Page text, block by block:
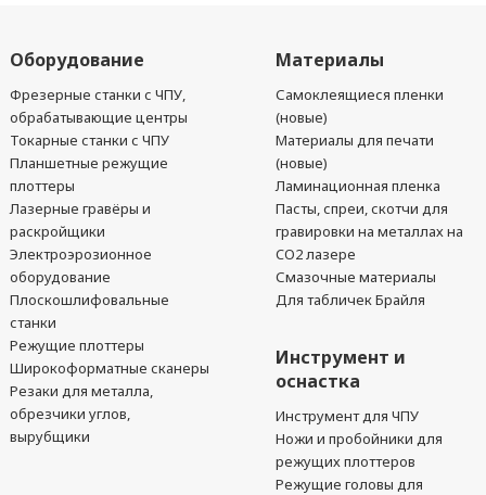
Оборудование
Фрезерные станки с ЧПУ,
обрабатывающие центры
Токарные станки с ЧПУ
Планшетные режущие
плоттеры
Лазерные гравёры и
раскройщики
Электроэрозионное
оборудование
Плоскошлифовальные
станки
Режущие плоттеры
Широкоформатные сканеры
Резаки для металла,
обрезчики углов,
вырубщики
Материалы
Самоклеящиеся пленки
(новые)
Материалы для печати
(новые)
Ламинационная пленка
Пасты, спреи, скотчи для
гравировки на металлах на
CO2 лазере
Смазочные материалы
Для табличек Брайля
Инструмент и
оснастка
Инструмент для ЧПУ
Ножи и пробойники для
режущих плоттеров
Режущие головы для